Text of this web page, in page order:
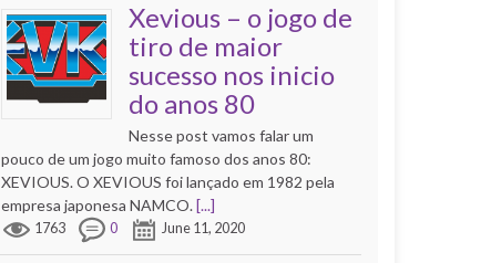
Xevious – o jogo de
tiro de maior
sucesso nos inicio
do anos 80
Nesse post vamos falar um
pouco de um jogo muito famoso dos anos 80:
XEVIOUS. O XEVIOUS foi lançado em 1982 pela
empresa japonesa NAMCO.[...]
1763 0 June 11, 2020